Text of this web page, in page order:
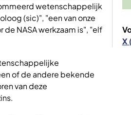
wetenschappelijk
(sic)", "een van onze
NASA werkzaam is", "elf
of de andere bekende
van deze
X